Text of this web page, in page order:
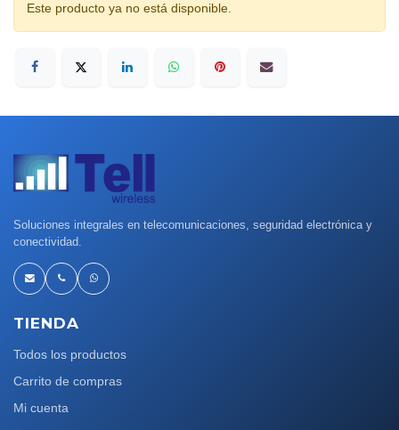
Este producto ya no está disponible.
Soluciones integrales en telecomunicaciones, seguridad electrónica y
conectividad.
TIENDA
Todos los productos
Carrito de compras
Mi cuenta